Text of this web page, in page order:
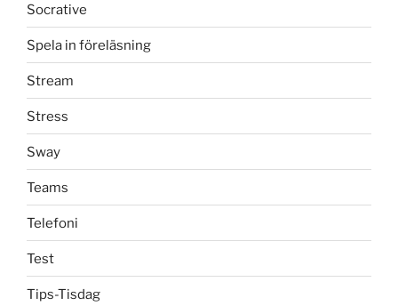
Socrative
Spela in föreläsning
Stream
Stress
Sway
Teams
Telefoni
Test
Tips-Tisdag